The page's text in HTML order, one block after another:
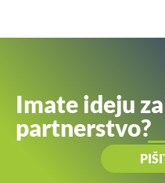
Imate ideju
partnerstvo?